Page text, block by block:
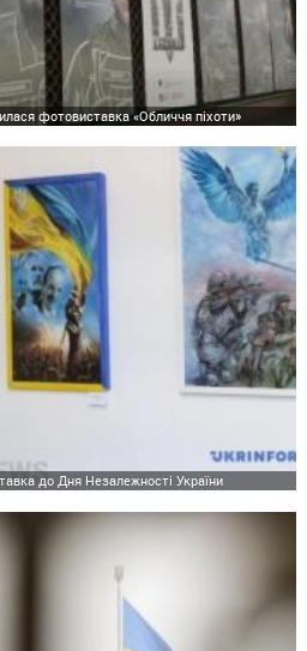
фотовиставка «Обличчя піхоти»
до Дня Незалежності України